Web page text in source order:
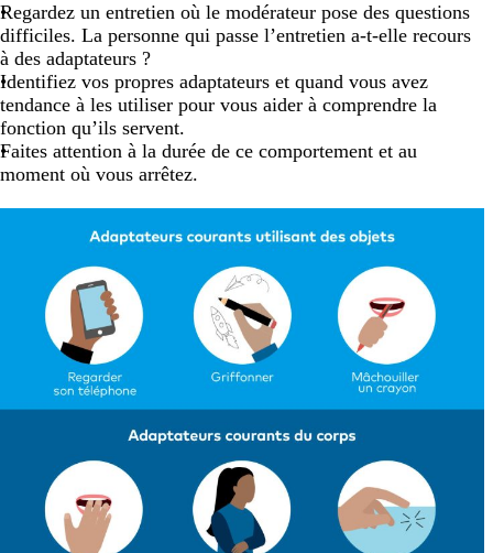
Regardez un entretien où le modérateur pose des questions
difficiles. La personne qui passe l’entretien a-t-elle recours
à des adaptateurs ?
Identifiez vos propres adaptateurs et quand vous avez
tendance à les utiliser pour vous aider à comprendre la
fonction qu’ils servent.
Faites attention à la durée de ce comportement et au
moment où vous arrêtez.